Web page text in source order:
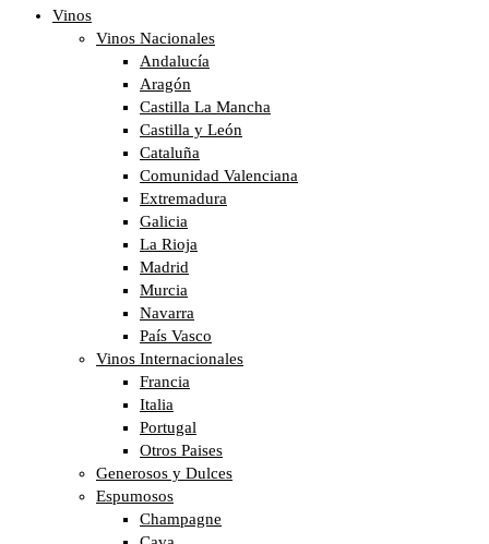
Vinos
Vinos Nacionales
Andalucía
Aragón
Castilla La Mancha
Castilla y León
Cataluña
Comunidad Valenciana
Extremadura
Galicia
La Rioja
Madrid
Murcia
Navarra
País Vasco
Vinos Internacionales
Francia
Italia
Portugal
Otros Paises
Generosos y Dulces
Espumosos
Champagne